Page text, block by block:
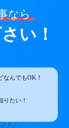
なら
い！
なんでもOK！
たい！